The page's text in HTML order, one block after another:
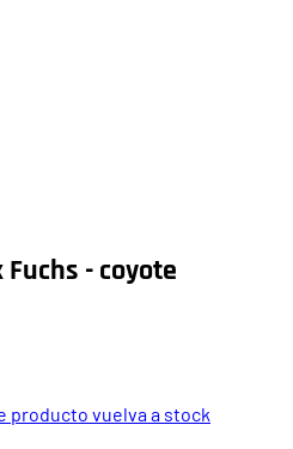
- coyote
producto vuelva a stock